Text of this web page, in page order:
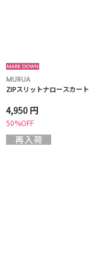
MURUA
ZIPスリットナロースカート
4,950 円
50%OFF